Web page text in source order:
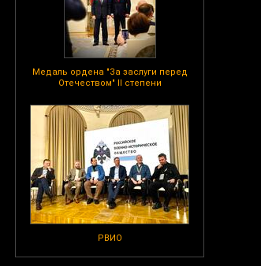
Медаль ордена "За заслуги перед
Отечеством" II степени
РВИО